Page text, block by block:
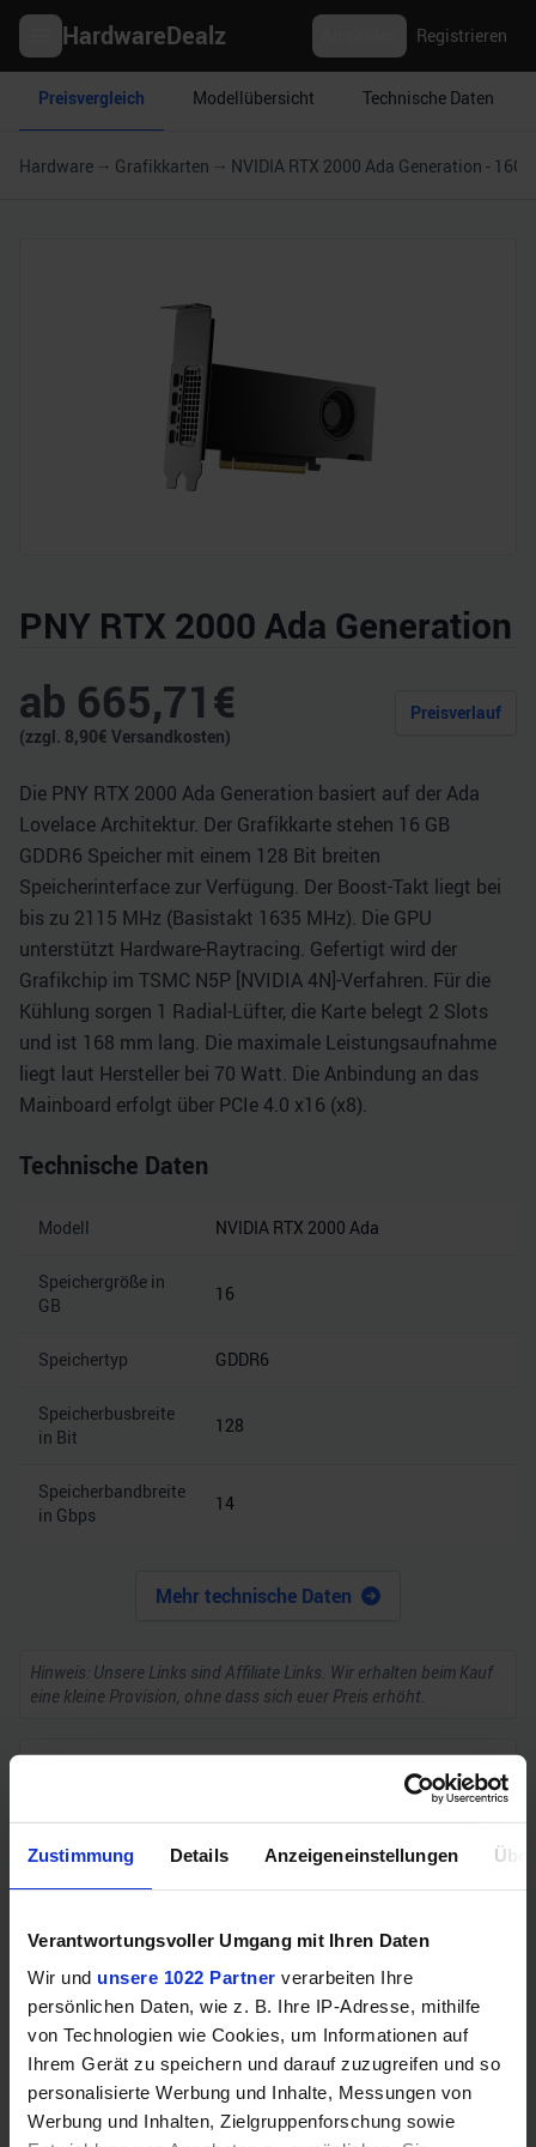
Zustimmung Details Anzeigeneinstellungen
Verantwortungsvoller Umgang mit Ihren Daten
Wir und unsere 1022 Partner verarbeiten Ihre
persönlichen Daten, wie z. B. Ihre IP-Adresse, mithilfe
von Technologien wie Cookies, um Informationen auf
Ihrem Gerät zu speichern und darauf zuzugreifen und so
personalisierte Werbung und Inhalte, Messungen von
Werbung und Inhalten, Zielgruppenforschung sowie
HardwareDealz Registrieren
Preisvergleich Modellübersicht Technische Daten
Hardware Grafikkarten NVIDIA RTX 2000 Ada Generation - 16GB
PNY RTX 2000 Ada Generation
ab 665,71€
(zzgl. 8,90€ Versandkosten)
Preisverlauf
Die PNY RTX 2000 Ada Generation basiert auf der Ada
Lovelace Architektur. Der Grafikkarte stehen 16 GB
GDDR6 Speicher mit einem 128 Bit breiten
Speicherinterface zur Verfügung. Der Boost-Takt liegt bei
bis zu 2115 MHz (Basistakt 1635 MHz). Die GPU
unterstützt Hardware-Raytracing. Gefertigt wird der
Grafikchip im TSMC N5P [NVIDIA 4N]-Verfahren. Für die
Kühlung sorgen 1 Radial-Lüfter, die Karte belegt 2 Slots
und ist 168 mm lang. Die maximale Leistungsaufnahme
liegt laut Hersteller bei 70 Watt. Die Anbindung an das
Mainboard erfolgt über PCIe 4.0 x16 (x8).
Technische Daten
Modell NVIDIA RTX 2000 Ada
Speichergröße in
GB
16
Speichertyp GDDR6
Speicherbusbreite
in Bit
128
Speicherbandbreite
in Gbps
14
Mehr technische Daten
Hinweis: Unsere Links sind Affiliate Links. Wir erhalten beim Kauf
eine kleine Provision, ohne dass sich euer Preis erhöht.
Vergleichen
GEWINNSPIEL
Gewinne einen MSI Gaming PC mit RTX 5070
Ti!!
Bis zum 21. August hast du die Chance, bei unserem
Gewinnspiel einen MSI Gaming-PC zu gewinnen. Die